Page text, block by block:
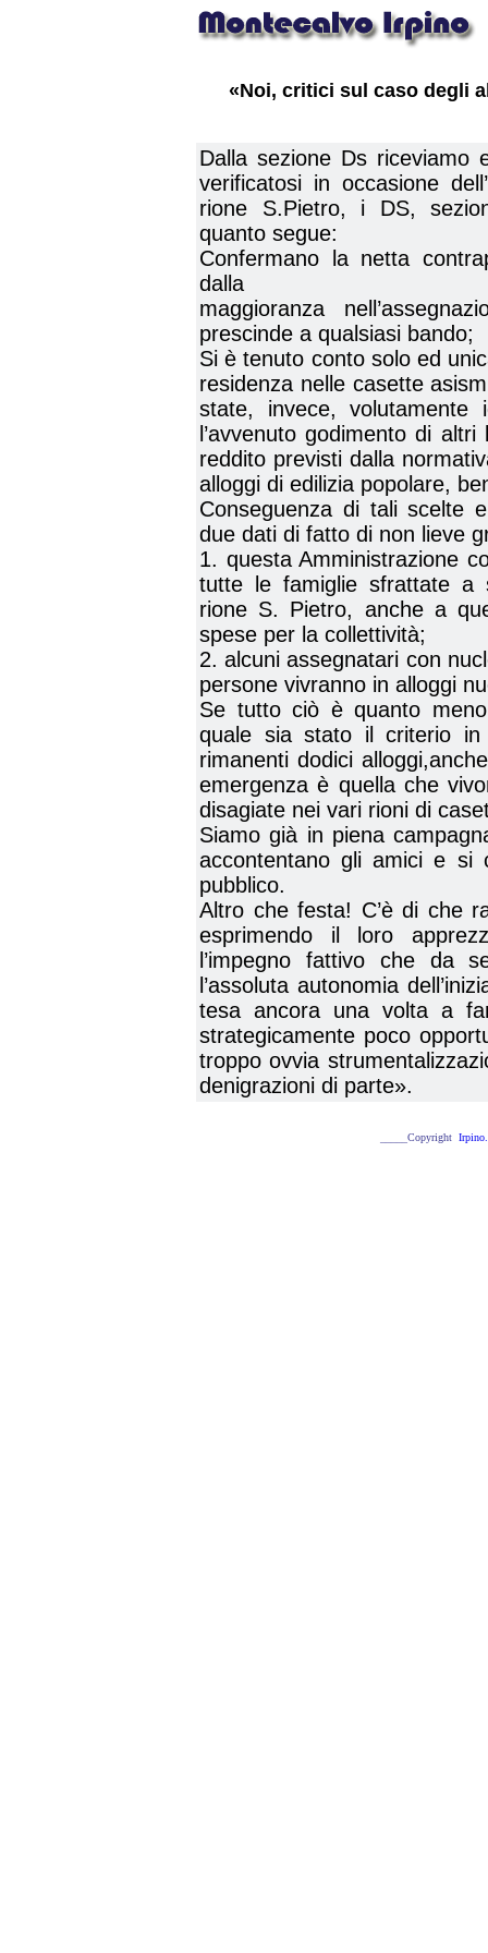
«Noi, critici sul caso degli
Dalla sezione Ds riceviamo
verificatosi in occasione
rione S.Pietro, i DS,
quanto segue:
Confermano la netta
dalla
maggioranza
prescinde a qualsiasi bando;
Si è tenuto conto solo ed
residenza nelle casette
state, invece, volutamente
l’avvenuto godimento di
reddito previsti dalla
alloggi di edilizia popolare,
Conseguenza di tali scelte
due dati di fatto di non lieve
1. questa Amministrazione
tutte le famiglie sfrattate a
rione S. Pietro, anche a
spese per la collettività;
2. alcuni assegnatari con
persone vivranno in alloggi
Se tutto ciò è quanto
quale sia stato il criterio
rimanenti dodici
emergenza è quella che
disagiate nei vari rioni di
Siamo già in piena
accontentano gli amici e si
pubblico.
Altro che festa! C’è di che
esprimendo il loro
l’impegno fattivo che da
l’assoluta autonomia
tesa ancora una volta a
strategicamente poco
troppo ovvia
denigrazioni di parte».
_____Copyright